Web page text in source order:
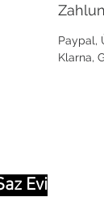
Paypal,
Klarna,
Evi